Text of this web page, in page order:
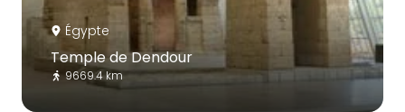
Égypte
Temple de Dendour
9669.4 km